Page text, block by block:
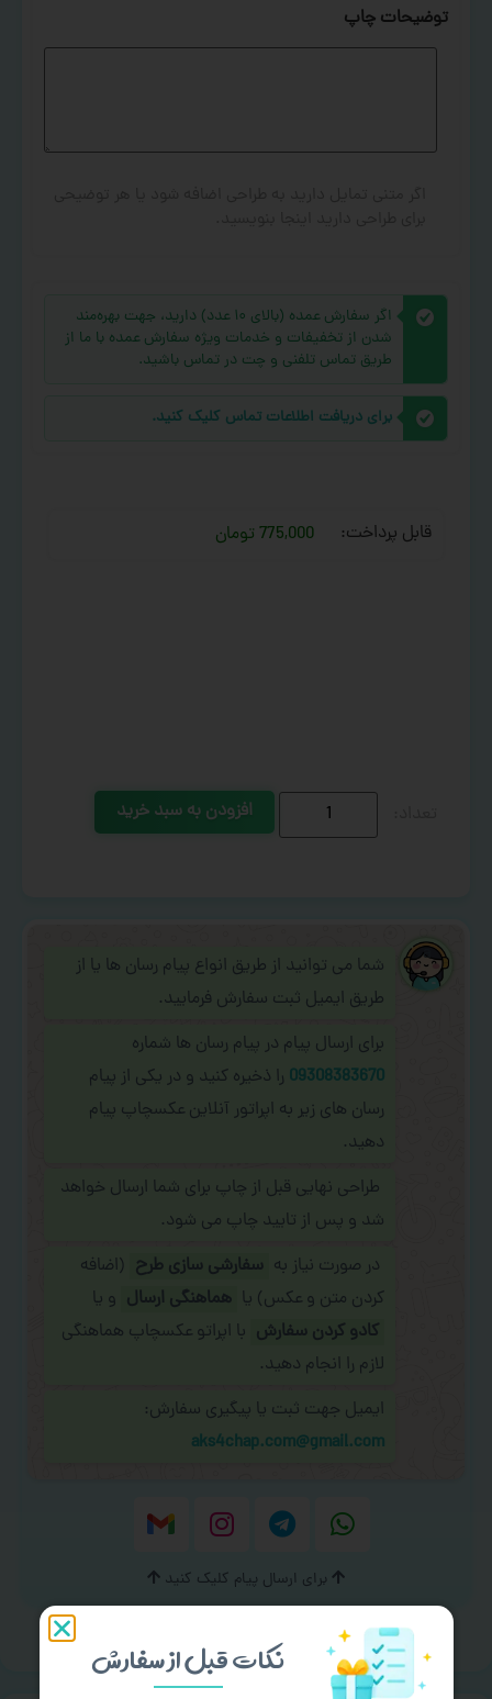
توضیحات چاپ
اگر سفارش عمده (بالای ۱۰ عدد) دارید، جهت بهره‌مند
شدن از تخفیفات و خدمات ویژه سفارش عمده با ما از
طریق تماس تلفنی و چت در تماس باشید.
برای دریافت اطلاعات تماس کلیک کنید.
قابل پرداخت: 775,000 تومان
افزودن به سبد خرید
شما می توانید از طریق انواع پیام رسان ها یا از
طریق ایمیل ثبت سفارش فرمایید.
برای ارسال پیام در پیام رسان ها شماره
09308383670 را ذخیره کنید و در یکی از پیام
رسان های زیر به اپراتور آنلاین عکسچاپ پیام
دهید.
طراحی نهایی قبل از چاپ برای شما ارسال خواهد
شد و پس از تایید چاپ می شود.
در صورت نیاز به سفارشی سازی طرح (اضافه
کردن متن و عکس) یا هماهنگی ارسال و یا
کادو کردن سفارش با اپراتو عکسچاپ هماهنگی
لازم را انجام دهید.
ایمیل جهت ثبت یا پیگیری سفارش:
aks4chap.com@gmail.com
برای ارسال پیام کلیک کنید
نکات قبل از سفارش